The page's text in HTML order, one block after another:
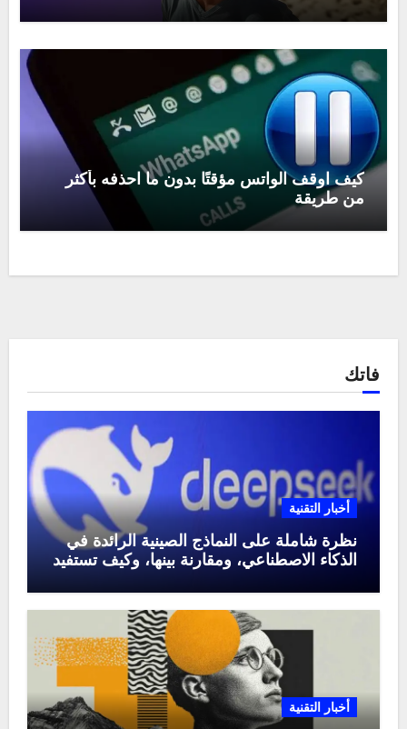
كيف اوقف الواتس مؤقتًا بدون ما احذفه بأكثر
من طريقة
فاتك
أخبار التقنية
نظرة شاملة على النماذج الصينية الرائدة في
الذكاء الاصطناعي، ومقارنة بينها، وكيف تستفيد
أخبار التقنية